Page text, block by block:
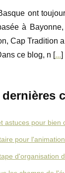
ont
à
Cap Tradition
ce blog, n [...]
astuces pour bien
pour
d'organisation